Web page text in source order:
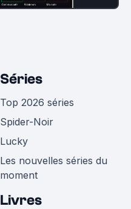
Séries
Top 2026 séries
Spider-Noir
Lucky
Les nouvelles séries du
moment
Livres